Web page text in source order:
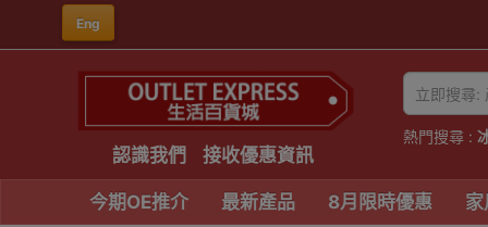
Eng
認識我們 接收優惠資訊
熱門搜尋 :
今期OE推介 最新產品 8月限時優惠